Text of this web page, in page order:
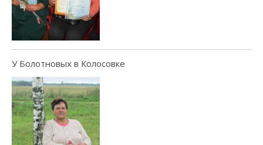
У Болотновых в Колосовке